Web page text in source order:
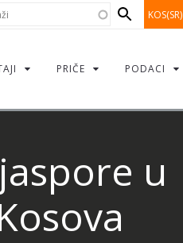
KOS(SR)
PRIČE PODACI
u